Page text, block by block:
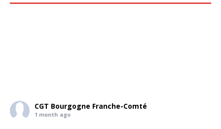
CGT Bourgogne Franche-Comté
1 month ago